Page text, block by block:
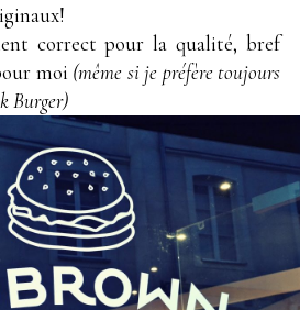
correct pour la qualité, bref
moi (même si je préfère toujours
Burger)